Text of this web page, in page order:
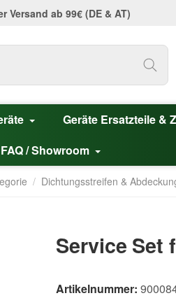
Versand ab 99€ (DE & AT)
Geräte Ersatzteile &
/ Showroom
/ Dichtungsstreifen &
Service Set
Artikelnummer: